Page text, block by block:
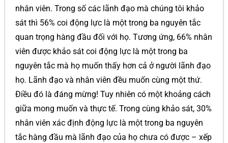
nhân viên. Trong số các lãnh đạo mà chúng tôi khảo
sát thì 56% coi động lực là một trong ba nguyên tắc
quan trọng hàng đầu đối với họ. Tương ứng, 66% nhân
viên được khảo sát coi động lực là một trong ba
nguyên tắc mà họ muốn thấy hơn cả ở người lãnh đạo
họ. Lãnh đạo và nhân viên đều muốn cùng một thứ.
Điều đó là đáng mừng! Tuy nhiên có một khoảng cách
giữa mong muốn và thực tế. Trong cùng khảo sát, 30%
nhân viên xác định động lực là một trong ba nguyên
tắc hàng đầu mà lãnh đạo của họ chưa có được – xếp